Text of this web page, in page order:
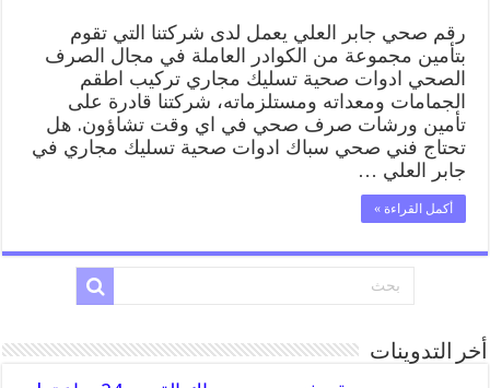
رقم صحي جابر العلي يعمل لدى شركتنا التي تقوم
بتأمين مجموعة من الكوادر العاملة في مجال الصرف
الصحي ادوات صحية تسليك مجاري تركيب اطقم
الجمامات ومعداته ومستلزماته، شركتنا قادرة على
تأمين ورشات صرف صحي في اي وقت تشاؤون. هل
تحتاج فني صحي سباك ادوات صحية تسليك مجاري في
جابر العلي …
أكمل القراءة »
أخر التدوينات